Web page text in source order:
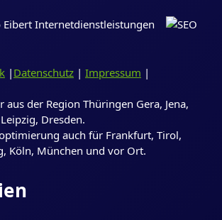
| Datenschutz | Impressum |
aus der Region Thüringen Gera, Jena,
Dresden.
auch für Frankfurt, Tirol,
Köln, München und vor Ort.